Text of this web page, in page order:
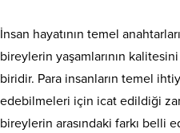
İnsan hayatının temel
bireylerin yaşamlarının
biridir. Para insanların temel
edebilmeleri için icat edildiği
bireylerin arasındaki farkı belli